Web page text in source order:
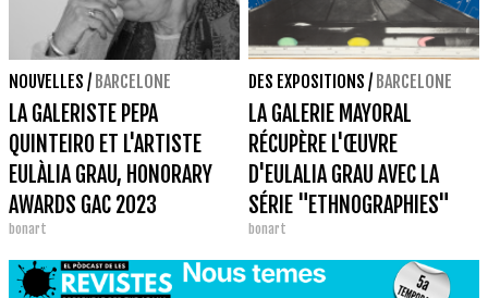
NOUVELLES / BARCELONE
LA GALERISTE PEPA
QUINTEIRO ET L'ARTISTE
EULÀLIA GRAU, HONORARY
AWARDS GAC 2023
bonart
DES EXPOSITIONS / BARCELONE
LA GALERIE MAYORAL
RÉCUPÈRE L'ŒUVRE
D'EULALIA GRAU AVEC LA
SÉRIE "ETHNOGRAPHIES"
bonart